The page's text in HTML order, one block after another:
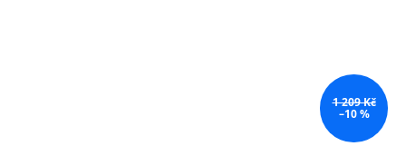
1 209 Kč
–10 %